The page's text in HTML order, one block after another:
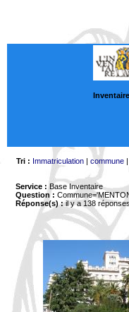
Tri : Immatriculation| commune|
Service : Base Inventaire
Question :
Réponse(s) :il y a 138 réponses